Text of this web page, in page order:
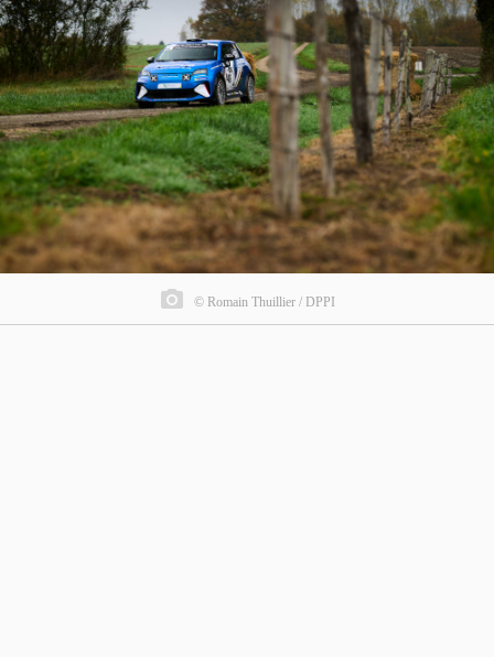
© Romain Thuillier / DPPI